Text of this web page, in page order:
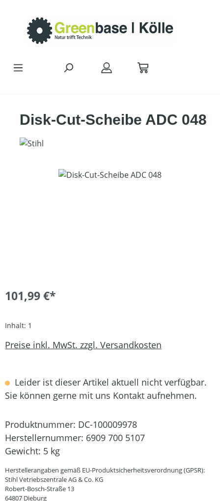
Disk-Cut-Scheibe ADC 048
Bildergalerie überspringen
101,99 €*
Inhalt: 1
Preise inkl. MwSt. zzgl. Versandkosten
Leider ist dieser Artikel aktuell nicht verfügbar.
Sie können gerne mit uns Kontakt aufnehmen.
Produktnummer: DC-100009978
Herstellernummer: 6909 700 5107
Gewicht: 5 kg
Herstellerangaben gemäß EU-Produktsicherheitsverordnung (GPSR):
Stihl Vetriebszentrale AG & Co. KG
Robert-Bosch-Straße 13
64807 Dieburg